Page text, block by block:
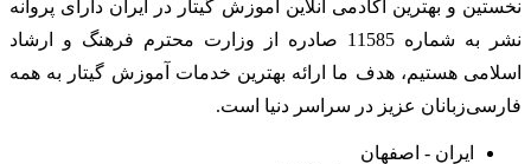
نخستین و بهترین آکادمی آنلاین آموزش گیتار در ایران دارای پروانه
نشر به شماره 11585 صادره از وزارت محترم فرهنگ و ارشاد
اسلامی هستیم، هدف ما ارائه بهترین خدمات آموزش گیتار به همه
فارسی‌زبانان عزیز در سراسر دنیا است.
ایران - اصفهان